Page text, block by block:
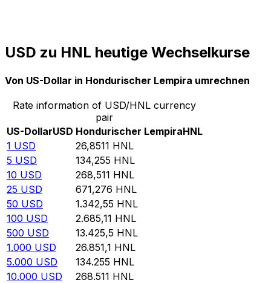
USD zu HNL heutige Wechselkurse
Von US-Dollar in Hondurischer Lempira umrechnen
Rate information of USD/HNL currency
pair
US-DollarUSD Hondurischer LempiraHNL
1 USD 26,8511 HNL
5 USD 134,255 HNL
10 USD 268,511 HNL
25 USD 671,276 HNL
50 USD 1.342,55 HNL
100 USD 2.685,11 HNL
500 USD 13.425,5 HNL
1.000 USD 26.851,1 HNL
5.000 USD 134.255 HNL
10.000 USD 268.511 HNL